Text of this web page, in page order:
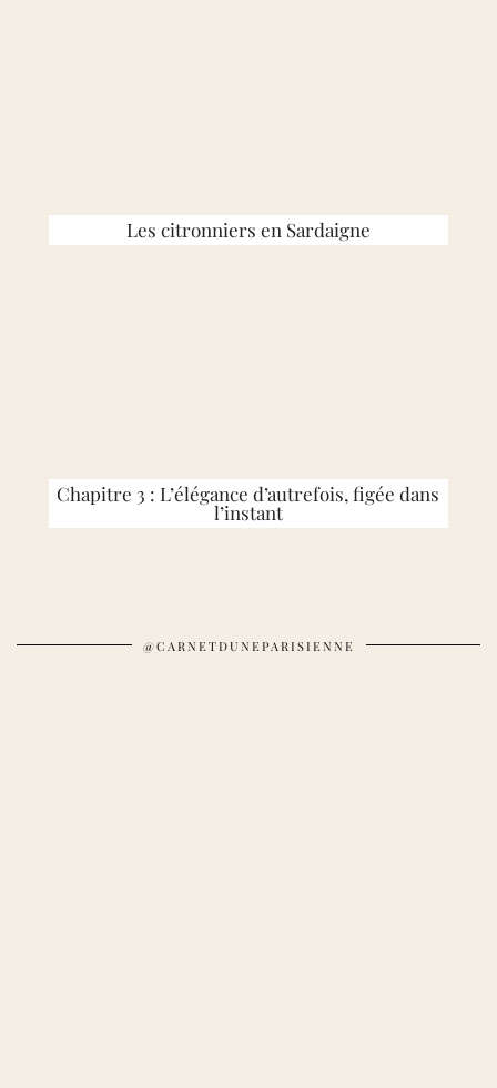
Les citronniers en Sardaigne
Chapitre 3 : L’élégance d’autrefois, figée dans
l’instant
@CARNETDUNEPARISIENNE